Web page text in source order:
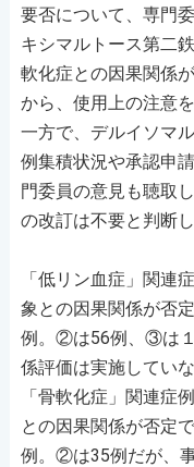
要否について、専門
キシマルトース第二
軟化症との因果関係
から、使用上の注意
一方で、デルイソマ
例集積状況や承認申
門委員の意見も聴取
の改訂は不要と判断し
「低リン血症」関連
象との因果関係が否
例。②は56例、③は
係評価は実施していな
「骨軟化症」関連症
との因果関係が否定
例。②は35例だが、